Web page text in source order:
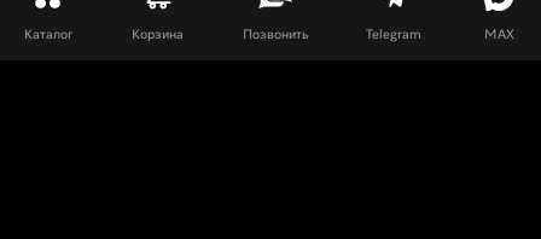
Каталог Корзина Позвонить Telegram MAX
Оплата и доставка
Сервис